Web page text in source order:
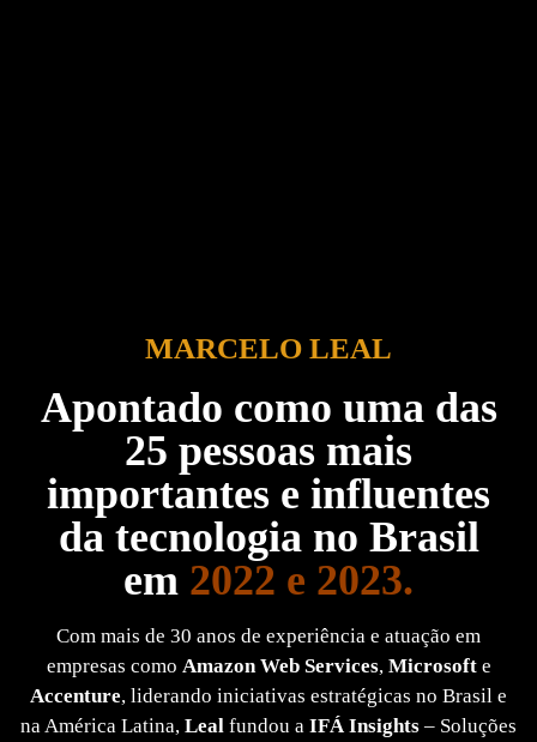
MARCELO LEAL
Apontado como uma das
25 pessoas mais
importantes e influentes
da tecnologia no Brasil
em 2022 e 2023.
Com mais de 30 anos de experiência e atuação em
empresas como Amazon Web Services, Microsofte
Accenture, liderando iniciativas estratégicas no Brasil e
na América Latina, Leal fundou a IFÁ Insights – Soluções